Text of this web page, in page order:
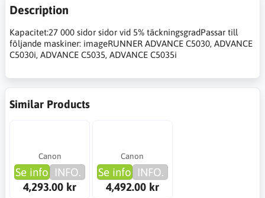
Description
Kapacitet:27 000 sidor sidor vid 5% täckningsgradPassar till
följande maskiner: imageRUNNER ADVANCE C5030, ADVANCE
C5030i, ADVANCE C5035, ADVANCE C5035i
Similar Products
Canon
Se info INFO.
4,293.00 kr
Canon
Se info INFO.
4,492.00 kr